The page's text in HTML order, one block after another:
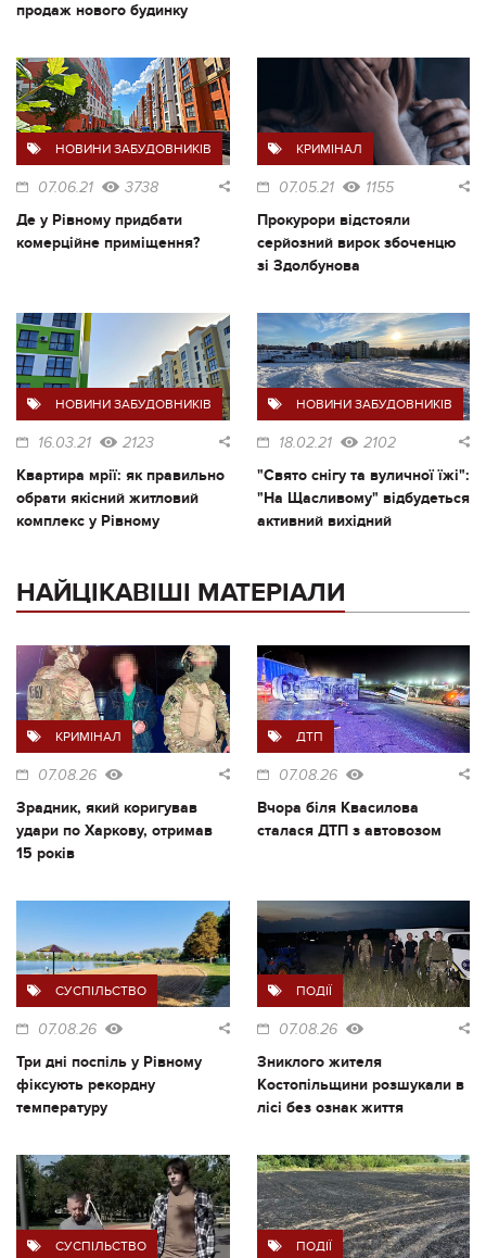
продаж нового будинку
НОВИНИ ЗАБУДОВНИКІВ
07.06.21 3738
Де у Рівному придбати
комерційне приміщення?
КРИМІНАЛ
07.05.21 1155
Прокурори відстояли
серйозний вирок збоченцю
зі Здолбунова
НОВИНИ ЗАБУДОВНИКІВ
16.03.21 2123
Квартира мрії: як правильно
обрати якісний житловий
комплекс у Рівному
НОВИНИ ЗАБУДОВНИКІВ
18.02.21 2102
"Свято снігу та вуличної їжі":
"На Щасливому" відбудеться
активний вихідний
НАЙЦІКАВІШІ МАТЕРІАЛИ
КРИМІНАЛ
07.08.26
Зрадник, який коригував
удари по Харкову, отримав
15 років
ДТП
07.08.26
Вчора біля Квасилова
сталася ДТП з автовозом
СУСПІЛЬСТВО
07.08.26
Три дні поспіль у Рівному
фіксують рекордну
температуру
ПОДІЇ
07.08.26
Зниклого жителя
Костопільщини розшукали в
лісі без ознак життя
СУСПІЛЬСТВО ПОДІЇ